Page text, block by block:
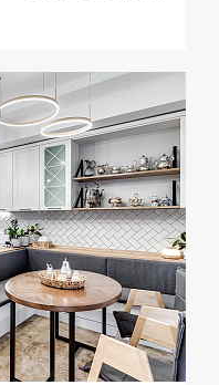
Узнать стоимость